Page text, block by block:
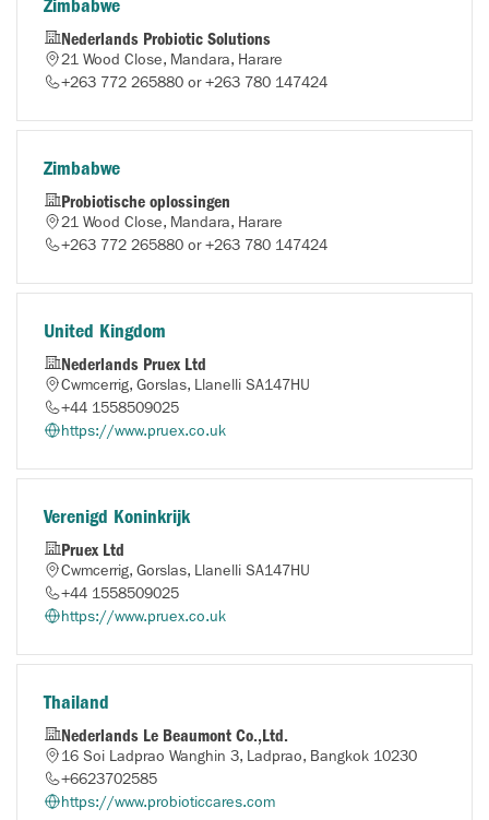
Zimbabwe
Nederlands Probiotic Solutions
21 Wood Close, Mandara, Harare
+263 772 265880 or +263 780 147424
Zimbabwe
Probiotische oplossingen
21 Wood Close, Mandara, Harare
+263 772 265880 or +263 780 147424
United Kingdom
Nederlands Pruex Ltd
Cwmcerrig, Gorslas, Llanelli SA147HU
+44 1558509025
https://www.pruex.co.uk
Verenigd Koninkrijk
Pruex Ltd
Cwmcerrig, Gorslas, Llanelli SA147HU
+44 1558509025
https://www.pruex.co.uk
Thailand
Nederlands Le Beaumont Co.,Ltd.
16 Soi Ladprao Wanghin 3, Ladprao, Bangkok 10230
+6623702585
https://www.probioticcares.com